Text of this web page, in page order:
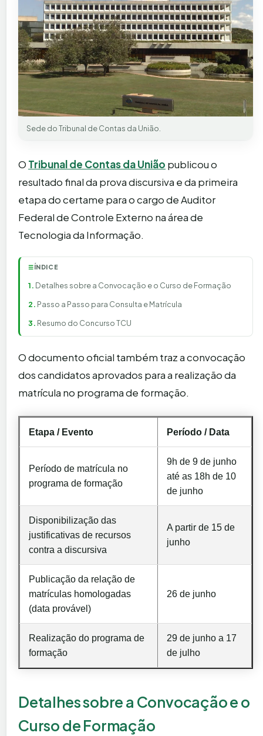
Sede do Tribunal de Contas da União.
O Tribunal de Contas da União publicou o
resultado final da prova discursiva e da primeira
etapa do certame para o cargo de Auditor
Federal de Controle Externo na área de
Tecnologia da Informação.
☰ÍNDICE
Detalhes sobre a Convocação e o Curso de Formação
Passo a Passo para Consulta e Matrícula
Resumo do Concurso TCU
O documento oficial também traz a convocação
dos candidatos aprovados para a realização da
matrícula no programa de formação.
Etapa / Evento Período / Data
Período de matrícula no
programa de formação
9h de 9 de junho
até as 18h de 10
de junho
Disponibilização das
justificativas de recursos
contra a discursiva
A partir de 15 de
junho
Publicação da relação de
matrículas homologadas
(data provável)
26 de junho
Realização do programa de
formação
29 de junho a 17
de julho
Detalhes sobre a Convocação e o
Curso de Formação